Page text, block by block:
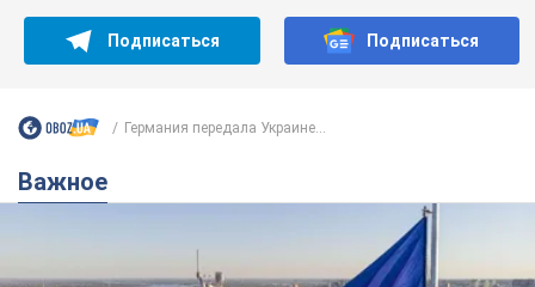
Украины и почему ее боялась Российская
империя: об этом не рассказывают в школе
Государственным символом являются только первый куплет
и припев песни